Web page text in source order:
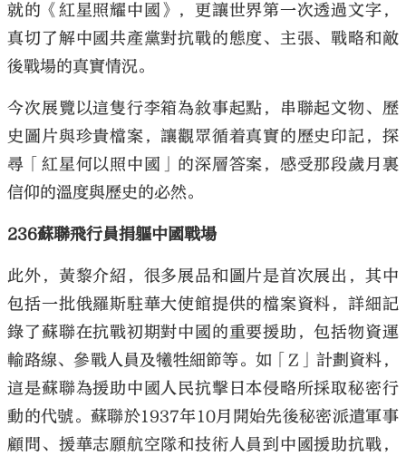
就的《紅星照耀中國》，更讓世界第一次透過文字，
真切了解中國共產黨對抗戰的態度、主張、戰略和敵
後戰場的真實情況。
今次展覽以這隻行李箱為敘事起點，串聯起文物、歷
史圖片與珍貴檔案，讓觀眾循着真實的歷史印記，探
尋「紅星何以照中國」的深層答案，感受那段歲月裏
信仰的溫度與歷史的必然。
236蘇聯飛行員捐軀中國戰場
此外，黃黎介紹，很多展品和圖片是首次展出，其中
包括一批俄羅斯駐華大使館提供的檔案資料，詳細記
錄了蘇聯在抗戰初期對中國的重要援助，包括物資運
輸路線、參戰人員及犧牲細節等。如「Z」計劃資料，
這是蘇聯為援助中國人民抗擊日本侵略所採取秘密行
動的代號。蘇聯於1937年10月開始先後秘密派遣軍事
顧問、援華志願航空隊和技術人員到中國援助抗戰，